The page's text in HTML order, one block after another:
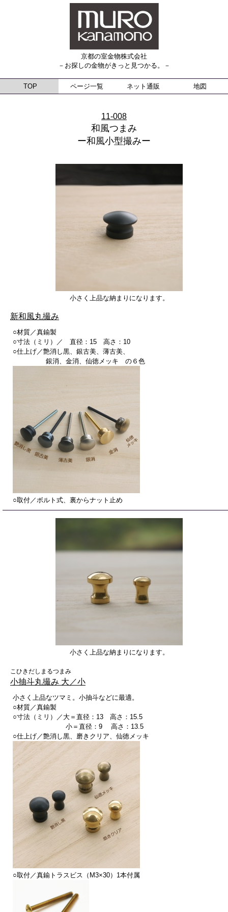
京都の室金物株式会社
－お探しの金物がきっと見つかる。－
TOP ページ一覧 ネット通販 地図
11-008
和風つまみ
ー和風小型撮みー
小さく上品な納まりになります。
新和風丸撮み
○材質／真鍮製
○寸法（ミリ）／ 直径：15 高さ：10
○仕上げ／艶消し黒、銀古美、薄古美、
銀消、金消、仙徳メッキ の６色
○取付／ボルト式、裏からナット止め
小さく上品な納まりになります。
こひきだしまるつまみ
小抽斗丸撮み 大／小
小さく上品なツマミ。小抽斗などに最適。
○材質／真鍮製
○寸法（ミリ）／大＝直径：13 高さ：15.5
小＝直径：9 高さ：13.5
○仕上げ／艶消し黒、磨きクリア、仙徳メッキ
○取付／真鍮トラスビス（M3×30）1本付属